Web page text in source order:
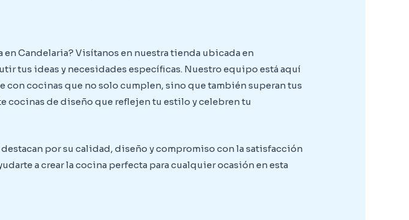
Candelaria? Visítanos en nuestra tienda ubicada en
tus ideas y necesidades específicas. Nuestro equipo está aquí
con cocinas que no solo cumplen, sino que también superan tus
cocinas de diseño que reflejen tu estilo y celebren tu
por su calidad, diseño y compromiso con la satisfacción
a crear la cocina perfecta para cualquier ocasión en esta